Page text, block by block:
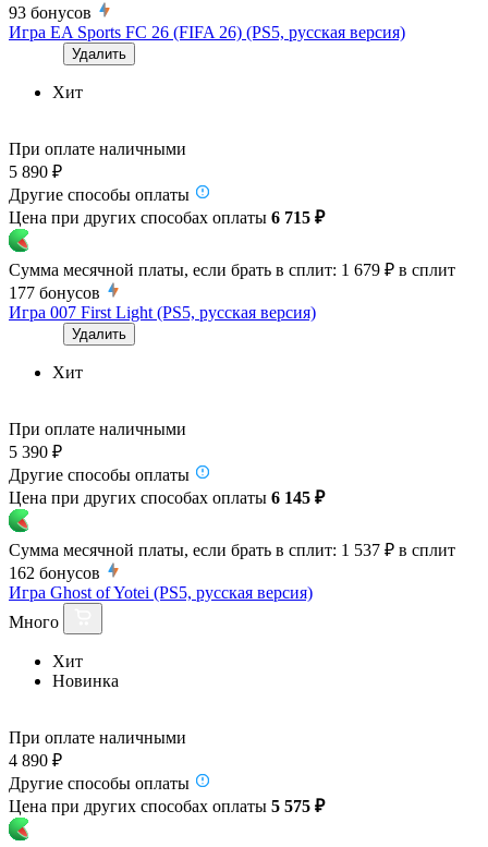
93 бонусов
Игра EA Sports FC 26 (FIFA 26) (PS5, русская версия)
Удалить
Хит
При оплате наличными
5 890 ₽
Другие способы оплаты
Цена при других способах оплаты 6 715 ₽
Сумма месячной платы, если брать в сплит: 1 679 ₽ в сплит
177 бонусов
Игра 007 First Light (PS5, русская версия)
Удалить
Хит
При оплате наличными
5 390 ₽
Другие способы оплаты
Цена при других способах оплаты 6 145 ₽
Сумма месячной платы, если брать в сплит: 1 537 ₽ в сплит
162 бонусов
Игра Ghost of Yotei (PS5, русская версия)
Много
Хит
Новинка
При оплате наличными
4 890 ₽
Другие способы оплаты
Цена при других способах оплаты 5 575 ₽